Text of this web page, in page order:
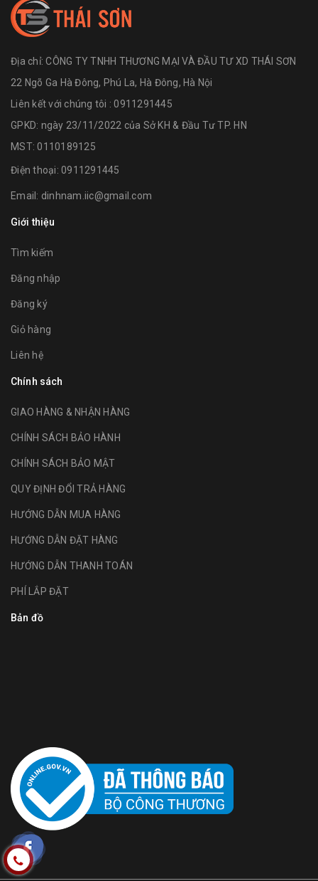
Địa chỉ:CÔNG TY TNHH THƯƠNG MẠI VÀ ĐẦU TƯ XD THÁI SƠN
22 Ngõ Ga Hà Đông, Phú La, Hà Đông, Hà Nội
Liên kết với chúng tôi : 0911291445
GPKD: ngày 23/11/2022 của Sở KH & Đầu Tư TP. HN
MST: 0110189125
Điện thoại: 0911291445
Email: dinhnam.iic@gmail.com
Giới thiệu
Tìm kiếm
Đăng nhập
Đăng ký
Giỏ hàng
Liên hệ
Chính sách
GIAO HÀNG & NHẬN HÀNG
CHÍNH SÁCH BẢO HÀNH
CHÍNH SÁCH BẢO MẬT
QUY ĐỊNH ĐỔI TRẢ HÀNG
HƯỚNG DẪN MUA HÀNG
HƯỚNG DẪN ĐẶT HÀNG
HƯỚNG DẪN THANH TOÁN
PHÍ LẮP ĐẶT
Bản đồ